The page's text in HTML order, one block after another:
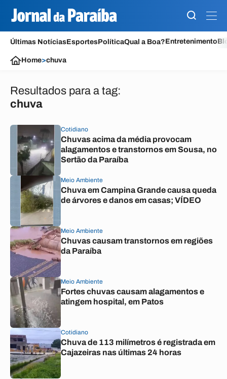
Últimas NotíciasEsportesPolíticaQual a Boa?Entretenimento
Home>chuva
Resultados para a tag:
chuva
Cotidiano
Chuvas acima da média provocam
alagamentos e transtornos em Sousa, no
Sertão da Paraíba
Meio Ambiente
Chuva em Campina Grande causa queda
de árvores e danos em casas; VÍDEO
Meio Ambiente
Chuvas causam transtornos em regiões
da Paraíba
Meio Ambiente
Fortes chuvas causam alagamentos e
atingem hospital, em Patos
Cotidiano
Chuva de 113 milímetros é registrada em
Cajazeiras nas últimas 24 horas